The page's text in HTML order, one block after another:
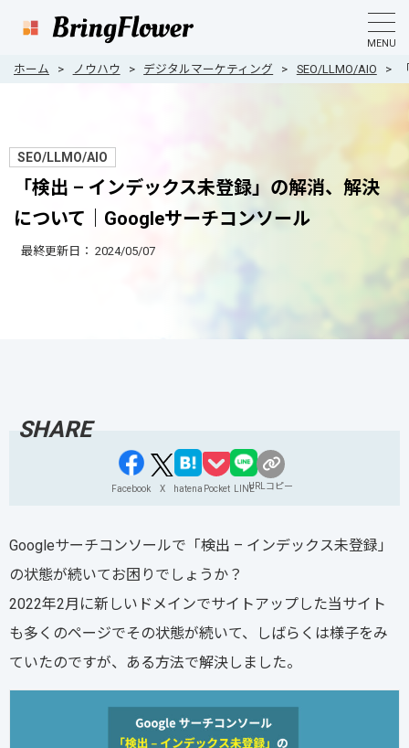
MENU
ホーム ノウハウ デジタルマーケティング SEO/LLMO/AIO
SEO/LLMO/AIO
「検出 – インデックス未登録」の解消、解決
について｜Googleサーチコンソール
最終更新日： 2024/05/07
Facebook X hatena Pocket LINEURLコピー
Googleサーチコンソールで「検出 – インデックス未登録」
の状態が続いてお困りでしょうか？
2022年2月に新しいドメインでサイトアップした当サイト
も多くのページでその状態が続いて、しばらくは様子をみ
ていたのですが、ある方法で解決しました。